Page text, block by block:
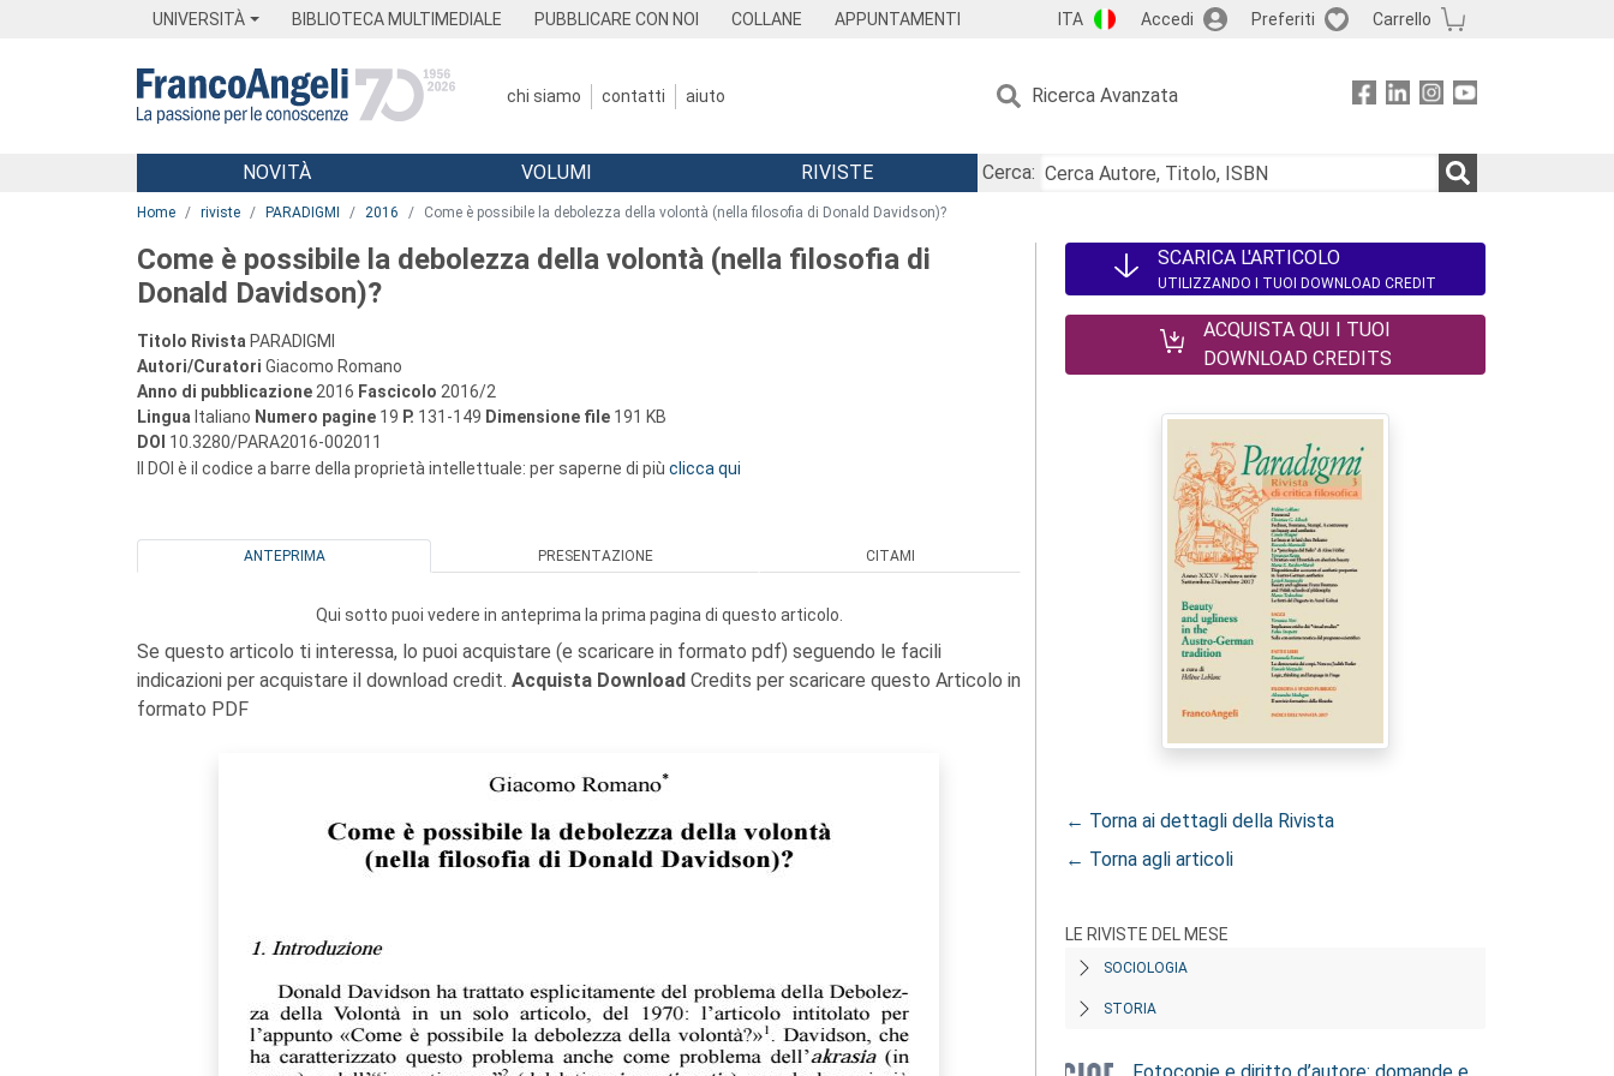
UNIVERSITÀ BIBLIOTECA MULTIMEDIALE PUBBLICARE CON NOI COLLANE APPUNTAMENTI ITA Accedi Preferiti Carrello
chi siamo contatti aiuto Ricerca Avanzata
Menu
NOVITÀ VOLUMI RIVISTE
Cerca:
Home riviste PARADIGMI 2016 Come è possibile la debolezza della volontà (nella filosofia di Donald Davidson)?
Come è possibile la debolezza della volontà (nella filosofia di
Donald Davidson)?
Titolo Rivista PARADIGMI
Autori/Curatori Giacomo Romano
Anno di pubblicazione 2016 Fascicolo 2016/2
Lingua Italiano Numero pagine 19 P. 131-149 Dimensione file 191 KB
DOI 10.3280/PARA2016-002011
Il DOI è il codice a barre della proprietà intellettuale: per saperne di più clicca qui
ANTEPRIMA PRESENTAZIONE CITAMI
Qui sotto puoi vedere in anteprima la prima pagina di questo articolo.
Se questo articolo ti interessa, lo puoi acquistare (e scaricare in formato pdf) seguendo le facili
indicazioni per acquistare il download credit. Acquista Download Credits per scaricare questo Articolo in
formato PDF
SCARICA L'ARTICOLO
UTILIZZANDO I TUOI DOWNLOAD CREDIT
ACQUISTA QUI I TUOI
DOWNLOAD CREDITS
← Torna ai dettagli della Rivista
← Torna agli articoli
LE RIVISTE DEL MESE
SOCIOLOGIA
STORIA